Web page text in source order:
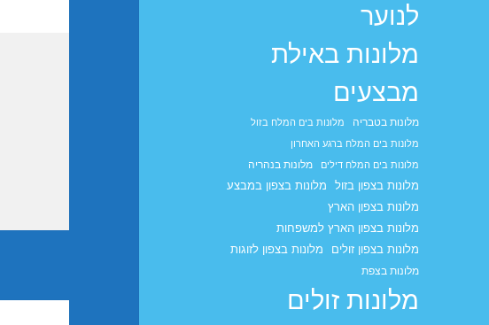
לנוער
מלונות באילת
מבצעים
מלונות בטבריה
מלונות בים המלח בזול
מלונות בים המלח ברגע האחרון
מלונות בים המלח דילים
מלונות בנהריה
מלונות בצפון בזול
מלונות בצפון במבצע
מלונות בצפון הארץ
מלונות בצפון הארץ למשפחות
מלונות בצפון זולים
מלונות בצפון לזוגות
מלונות בצפת
מלונות זולים